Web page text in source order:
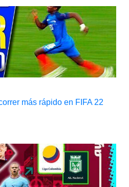
más rápido en FIFA 22